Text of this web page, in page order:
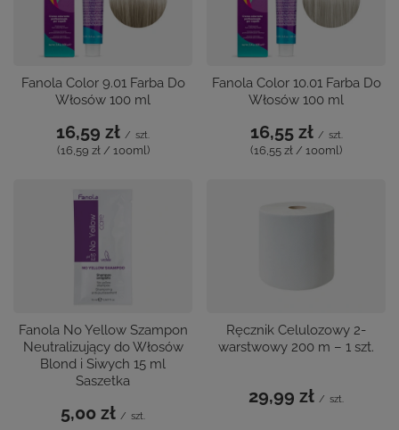
Fanola Color 9.01 Farba Do
Włosów 100 ml
16,59 zł / szt.
(16,59 zł / 100ml)
Fanola Color 10.01 Farba Do
Włosów 100 ml
16,55 zł / szt.
(16,55 zł / 100ml)
Fanola No Yellow Szampon
Neutralizujący do Włosów
Blond i Siwych 15 ml
Saszetka
5,00 zł / szt.
Ręcznik Celulozowy 2-
warstwowy 200 m – 1 szt.
29,99 zł / szt.